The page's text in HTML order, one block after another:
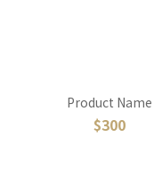
Product Name
$300